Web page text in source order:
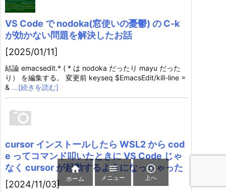
VS Code で nodoka(窓使いの憂鬱) の C-k
が効かない問題を解決したお話
[2025/01/11]
結論 emacsedit.* ( * は nodoka だったり mayu だった
り） を編集する。 変更前 keyseq $EmacsEdit/kill-line =
& …[続きを読む]
cursor インストールしたら WSL2 から cod
e ってコマンド叩いたときに VS Code じゃ
なく cursor が起動するようになっちゃった
[2024/11/03]

ホーム

メニュー

上へ